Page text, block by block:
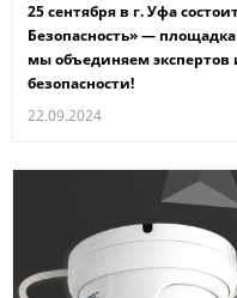
25 сентября в г. Уфа
Безопасность» —
мы объединяем
безопасности!
22.09.2024